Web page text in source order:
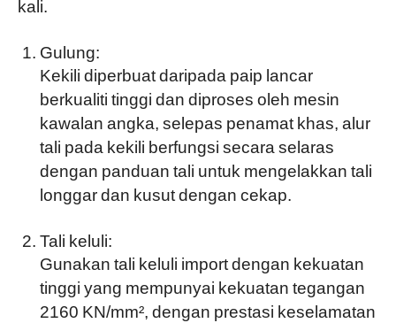
kali.
Gulung:
Kekili diperbuat daripada paip lancar
berkualiti tinggi dan diproses oleh mesin
kawalan angka, selepas penamat khas, alur
tali pada kekili berfungsi secara selaras
dengan panduan tali untuk mengelakkan tali
longgar dan kusut dengan cekap.
Tali keluli:
Gunakan tali keluli import dengan kekuatan
tinggi yang mempunyai kekuatan tegangan
2160 KN/mm², dengan prestasi keselamatan